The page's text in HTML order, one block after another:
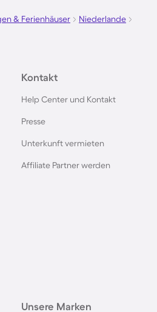
& Ferienhäuser
Niederlande
Kontakt
Help Center und Kontakt
Presse
Unterkunft vermieten
Affiliate Partner werden
Unsere Marken